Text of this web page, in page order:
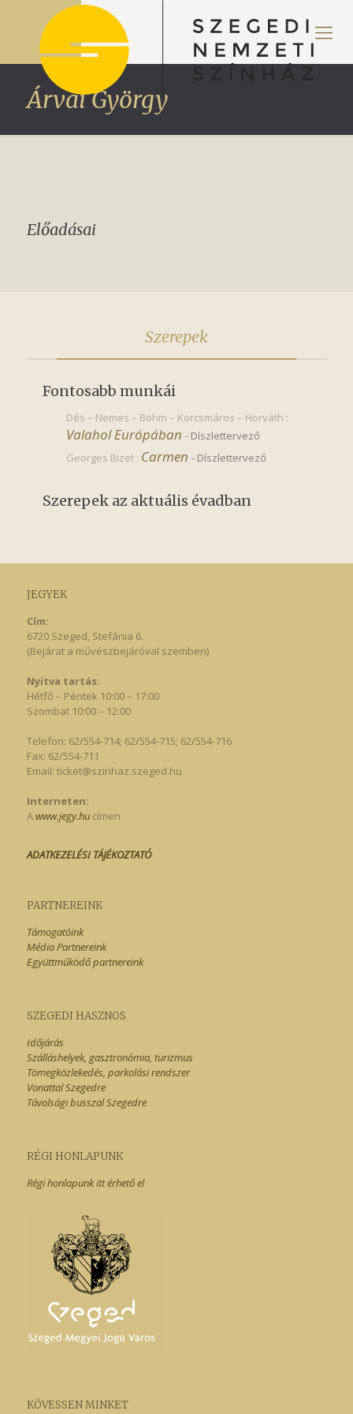
Árvai György
Előadásai
Szerepek
Fontosabb munkái
Dés – Nemes – Böhm – Korcsmáros – Horváth :
Valahol Európában - Díszlettervező
Georges Bizet : Carmen - Díszlettervező
Szerepek az aktuális évadban
JEGYEK
Cím:
6720 Szeged, Stefánia 6.
(Bejárat a művészbejáróval szemben)
Nyitva tartás:
Hétfő – Péntek 10:00 – 17:00
Szombat 10:00 – 12:00
Telefon: 62/554-714; 62/554-715; 62/554-716
Fax: 62/554-711
Email: ticket@szinhaz.szeged.hu
Interneten:
Awww.jegy.hucímen
ADATKEZELÉSI TÁJÉKOZTATÓ
PARTNEREINK
Támogatóink
Média Partnereink
Együttműködő partnereink
SZEGEDI HASZNOS
Időjárás
Szálláshelyek, gasztronómia, turizmus
Tömegközlekedés, parkolási rendszer
Vonattal Szegedre
Távolsági busszal Szegedre
RÉGI HONLAPUNK
Régi honlapunk itt érhető el
KÖVESSEN MINKET